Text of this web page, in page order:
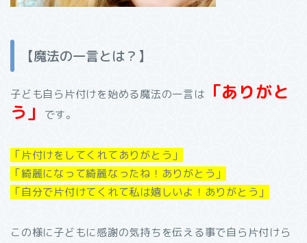
【魔法の一言とは？】
子ども自ら片付けを始める魔法の一言は
「ありがと
う」
です。
「片付けをしてくれてありがとう」
「綺麗になって綺麗なったね！ありがとう」
「自分で片付けてくれて私は嬉しいよ！ありがとう」
この様に子どもに感謝の気持ちを伝える事で自ら片付けら